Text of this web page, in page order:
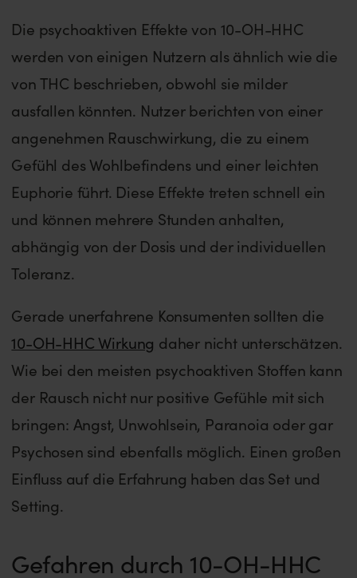
Die psychoaktiven Effekte von 10-OH-HHC
werden von einigen Nutzern als ähnlich wie die
von THC beschrieben, obwohl sie milder
ausfallen könnten. Nutzer berichten von einer
angenehmen Rauschwirkung, die zu einem
Gefühl des Wohlbefindens und einer leichten
Euphorie führt. Diese Effekte treten schnell ein
und können mehrere Stunden anhalten,
abhängig von der Dosis und der individuellen
Toleranz.
Gerade unerfahrene Konsumenten sollten die
10-OH-HHC Wirkung daher nicht unterschätzen.
Wie bei den meisten psychoaktiven Stoffen kann
der Rausch nicht nur positive Gefühle mit sich
bringen: Angst, Unwohlsein, Paranoia oder gar
Psychosen sind ebenfalls möglich. Einen großen
Einfluss auf die Erfahrung haben das Set und
Setting.
Gefahren durch 10-OH-HHC